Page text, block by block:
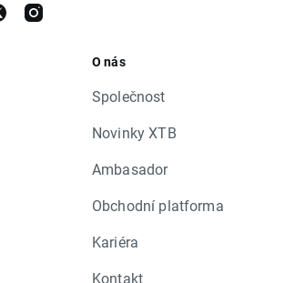
O nás
Společnost
Novinky XTB
Ambasador
Obchodní platforma
Kariéra
Kontakt